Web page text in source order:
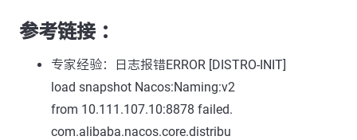
参考链接 ：
专家经验：日志报错ERROR [DISTRO-INIT]
load snapshot Nacos:Naming:v2
from 10.111.107.10:8878 failed.
com.alibaba.nacos.core.distribu